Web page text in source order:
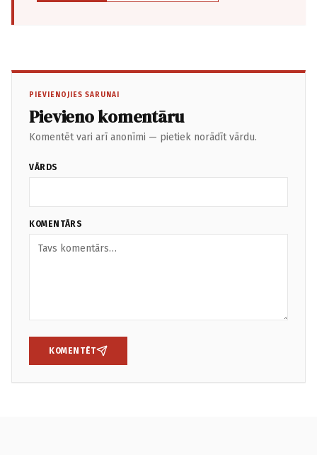
PIEVIENOJIES SARUNAI
Pievieno komentāru
Komentēt vari arī anonīmi — pietiek norādīt vārdu.
VĀRDS
KOMENTĀRS
KOMENTĒT